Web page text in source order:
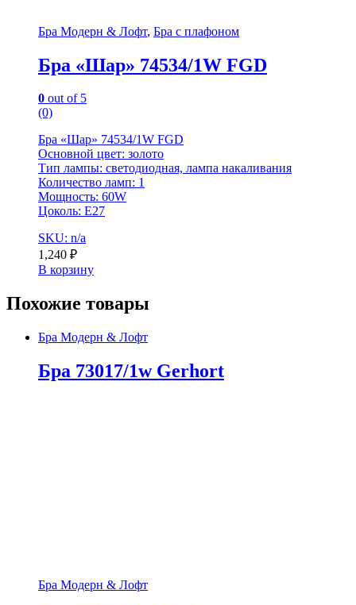
Бра Модерн & Лофт, Бра с плафоном
Бра «Шар» 74534/1W FGD
0 out of 5
(0)
Бра «Шар» 74534/1W FGD
Основной цвет: золото
Тип лампы: светодиодная, лампа накаливания
Количество ламп: 1
Мощность: 60W
Цоколь: E27
SKU: n/a
1,240 ₽
В корзину
Похожие товары
Бра Модерн & Лофт
Бра 73017/1w Gerhort
Бра Модерн & Лофт